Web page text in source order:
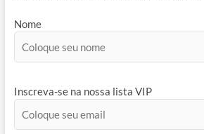
Nome
Inscreva-se na nossa lista VIP